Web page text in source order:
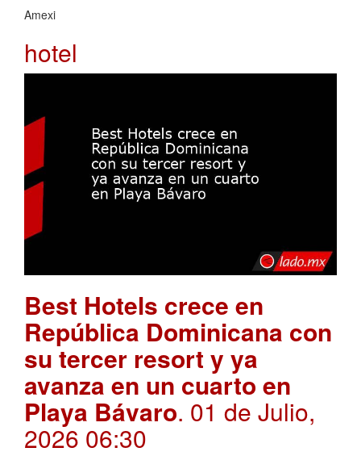
Amexi
hotel
Best Hotels crece en
República Dominicana con
su tercer resort y ya
avanza en un cuarto en
Playa Bávaro. 01 de Julio,
2026 06:30